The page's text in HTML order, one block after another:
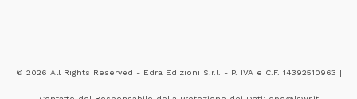
© 2026 All Rights Reserved - Edra Edizioni S.r.l. - P. IVA e C.F. 14392510963 |